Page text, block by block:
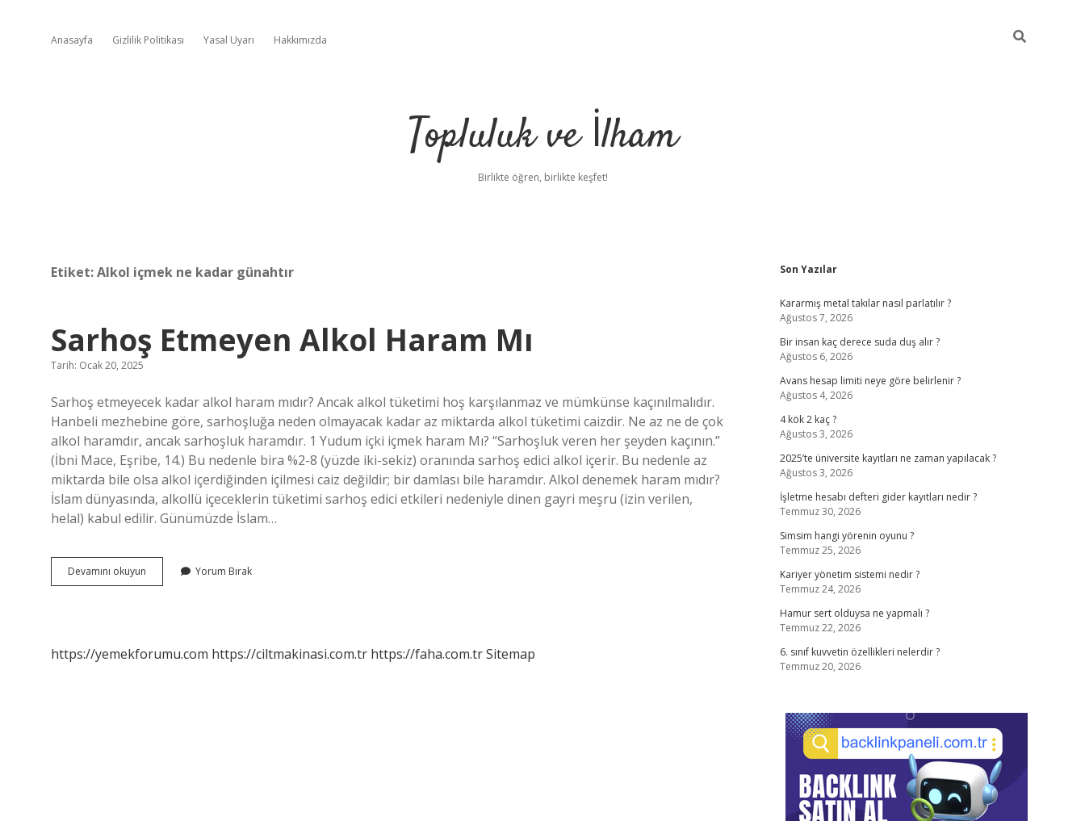
Anasayfa Gizlilik Politikası Yasal Uyarı Hakkımızda
Topluluk ve İlham
Birlikte öğren, birlikte keşfet!
Etiket:Alkol içmek ne kadar günahtır
Sarhoş Etmeyen Alkol Haram Mı
Tarih: Ocak 20, 2025
Sarhoş etmeyecek kadar alkol haram mıdır? Ancak alkol tüketimi hoş karşılanmaz ve mümkünse kaçınılmalıdır.
Hanbeli mezhebine göre, sarhoşluğa neden olmayacak kadar az miktarda alkol tüketimi caizdir. Ne az ne de çok
alkol haramdır, ancak sarhoşluk haramdır. 1 Yudum içki içmek haram Mı? “Sarhoşluk veren her şeyden kaçının.”
(İbni Mace, Eşribe, 14.) Bu nedenle bira %2-8 (yüzde iki-sekiz) oranında sarhoş edici alkol içerir. Bu nedenle az
miktarda bile olsa alkol içerdiğinden içilmesi caiz değildir; bir damlası bile haramdır. Alkol denemek haram mıdır?
İslam dünyasında, alkollü içeceklerin tüketimi sarhoş edici etkileri nedeniyle dinen gayri meşru (izin verilen,
helal) kabul edilir. Günümüzde İslam…
Devamını okuyun
Etmeyen
Yorum Bırak
https://yemekforumu.com https://ciltmakinasi.com.tr https://faha.com.trSitemap
Sidebar
Son Yazılar
Kararmış metal takılar nasıl parlatılır ?
Ağustos 7, 2026
Bir insan kaç derece suda duş alır ?
Ağustos 6, 2026
Avans hesap limiti neye göre belirlenir ?
Ağustos 4, 2026
4 kök 2 kaç ?
Ağustos 3, 2026
2025’te üniversite kayıtları ne zaman yapılacak ?
Ağustos 3, 2026
İşletme hesabı defteri gider kayıtları nedir ?
Temmuz 30, 2026
Simsim hangi yörenin oyunu ?
Temmuz 25, 2026
Kariyer yönetim sistemi nedir ?
Temmuz 24, 2026
Hamur sert olduysa ne yapmalı ?
Temmuz 22, 2026
6. sınıf kuvvetin özellikleri nelerdir ?
Temmuz 20, 2026